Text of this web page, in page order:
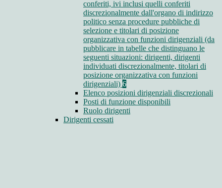
conferiti, ivi inclusi quelli conferiti
discrezionalmente dall'organo di indirizzo
politico senza procedure pubbliche di
selezione e titolari di posizione
organizzativa con funzioni dirigenziali (da
pubblicare in tabelle che distinguano le
seguenti situazioni: dirigenti, dirigenti
individuati discrezionalmente, titolari di
posizione organizzativa con funzioni
dirigenziali) 6
Elenco posizioni dirigenziali discrezionali
Posti di funzione disponibili
Ruolo dirigenti
Dirigenti cessati